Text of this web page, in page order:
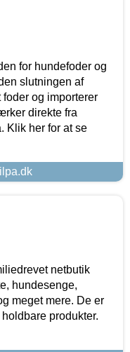
for hundefoder og
slutningen af
og importerer
direkte fra
Klik her for at se
netbutik
hundesenge,
meget mere. De er
produkter.